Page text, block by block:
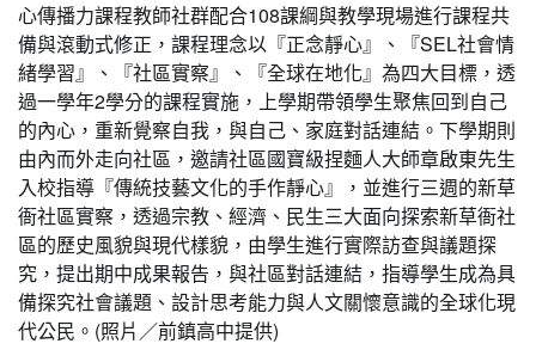
心傳播力課程教師社群配合108課綱與教學現場進行課程共
備與滾動式修正，課程理念以『正念靜心』、『SEL社會情
緒學習』、『社區實察』、『全球在地化』為四大目標，透
過一學年2學分的課程實施，上學期帶領學生聚焦回到自己
的內⼼，重新覺察自我，與自己、家庭對話連結。下學期則
由內而外走向社區，邀請社區國寶級捏麵人大師章啟東先生
入校指導『傳統技藝文化的手作靜心』，並進行三週的新草
衙社區實察，透過宗教、經濟、民生三大面向探索新草衙社
區的歷史風貌與現代樣貌，由學生進行實際訪查與議題探
究，提出期中成果報告，與社區對話連結，指導學生成為具
備探究社會議題、設計思考能力與人文關懷意識的全球化現
代公民。(照片／前鎮高中提供)